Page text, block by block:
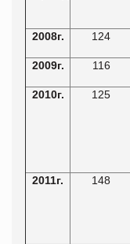
2008г. 124
2009г. 116
2010г. 125
2011г. 148